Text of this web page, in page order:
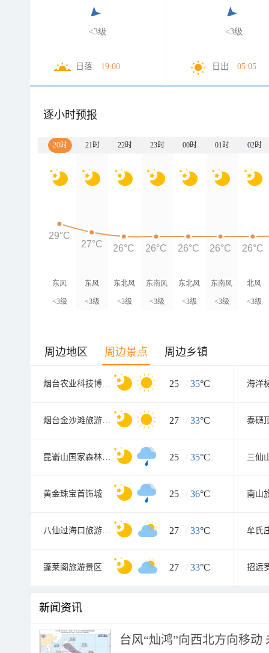
<3级
日落 19:00
<3级
日出 05:05
逐小时预报
20时 21时 22时 23时 00时 01时 02时
东风
<3级
东风
<3级
东北风
<3级
东南风
<3级
东北风
<3级
东南风
<3级
北风
<3级
29°C
27°C
26°C 26°C 26°C 26°C 26°C
周边地区 周边景点 周边乡镇
烟台农业科技博览园 25 / 35°C 海洋
烟台金沙滩旅游度假区 27 / 33°C 泰礴
昆嵛山国家森林公园 25 / 35°C 三仙
黄金珠宝首饰城 25 / 36°C 南山
八仙过海口旅游景区 27 / 33°C 牟氏
蓬莱阁旅游景区 27 / 33°C
新闻资讯
台风“灿鸿”向西北方向移动